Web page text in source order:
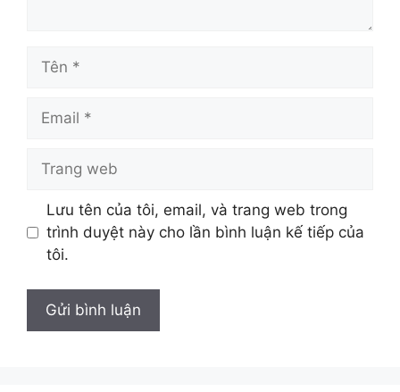
Tên
Email
Trang
Lưu tên của tôi, email, và trang web trong
trình duyệt này cho lần bình luận kế tiếp của
tôi.